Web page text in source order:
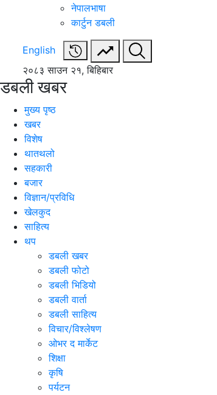
नेपालभाषा
कार्टुन डबली
English
२०८३ साउन २१, बिहिबार
डबली खबर
मुख्य पृष्ठ
खबर
विशेष
थातथलो
सहकारी
बजार
विज्ञान/प्रविधि
खेलकुद
साहित्य
थप
डबली खबर
डबली फोटो
डबली भिडियो
डबली वार्ता
डबली साहित्य
विचार/विश्‍लेषण
ओभर द मार्केट
शिक्षा
कृषि
पर्यटन